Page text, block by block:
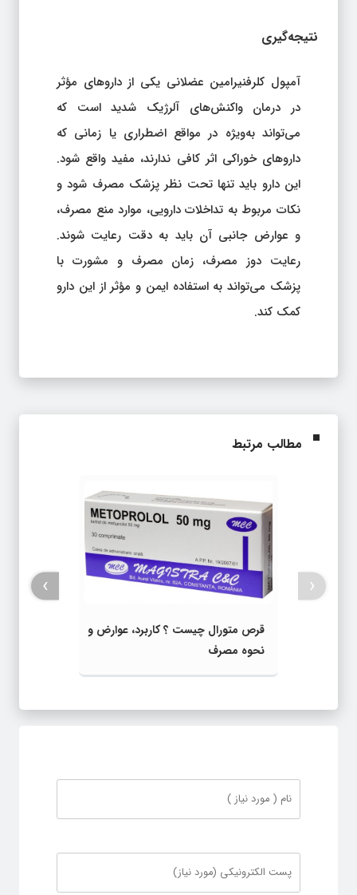
در درمان واکنش‌های آلرژیک شدید است که
می‌تواند به‌ویژه در مواقع اضطراری یا زمانی که
داروهای خوراکی اثر کافی ندارند، مفید واقع شود.
این دارو باید تنها تحت نظر پزشک مصرف شود و
نکات مربوط به تداخلات دارویی، موارد منع مصرف،
و عوارض جانبی آن باید به دقت رعایت شوند.
رعایت دوز مصرف، زمان مصرف و مشورت با
پزشک می‌تواند به استفاده ایمن و مؤثر از این دارو
کمک کند.
نحوه مصرف
‹
›